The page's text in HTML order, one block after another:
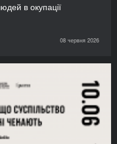
в окупації
08 червня 2026